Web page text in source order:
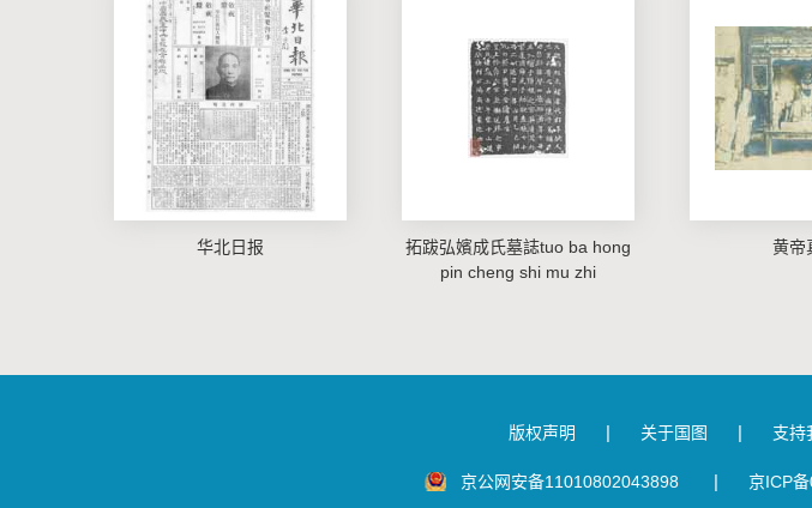
华北日报
拓跋弘嬪成氏墓誌tuo ba hong
pin cheng shi mu zhi
黄帝
版权声明 | 关于国图 | 支持
京公网安备11010802043898 | 京ICP